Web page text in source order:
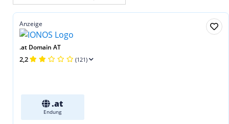
Anzeige
.at Domain AT
2,2 (121)
.at
Endung